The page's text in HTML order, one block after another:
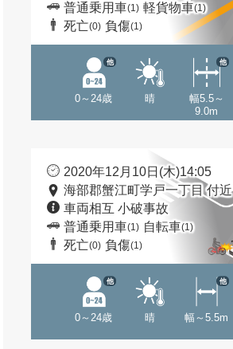
普通乗用車(1) 軽貨物車(1)
死亡(0) 負傷(1)
0～24歳
他
晴
幅5.5～
9.0m
他
2020年12月10日(木)14:05
海部郡蟹江町学戸一丁目 付近
車両相互 小破事故
普通乗用車(1) 自転車(1)
死亡(0) 負傷(1)
0～24歳
他
晴 幅～5.5m
他